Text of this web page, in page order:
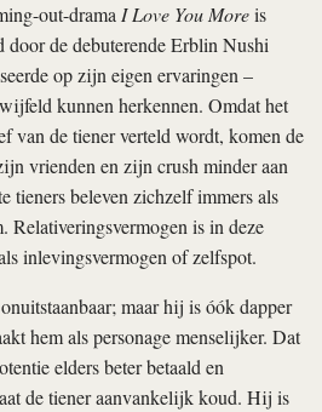
out-dramaI Love You Moreis
door de debuterende Erblin Nushi
op zijn eigen ervaringen –
kunnen herkennen. Omdat het
van de tiener verteld wordt, komen de
vrienden en zijn crush minder aan
tieners beleven zichzelf immers als
Relativeringsvermogen is in deze
inlevingsvermogen of zelfspot.
maar hij is óók dapper
hem als personage menselijker. Dat
elders beter betaald en
de tiener aanvankelijk koud. Hij is